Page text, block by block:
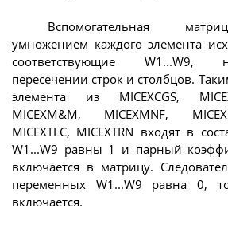
Вспомогательная
умножением каждого элемента
соответствующие W1...W9,
пересечении строк и столбцов.
элемента из MICEXCGS,
MICEXM&M, MICEXMNF,
MICEXTLC, MICEXTRN входят в
W1...W9 равны 1 и парный
включается в матрицу.
переменных W1...W9 равна 0,
включается.